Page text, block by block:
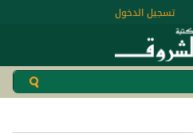
تسجيل الدخول